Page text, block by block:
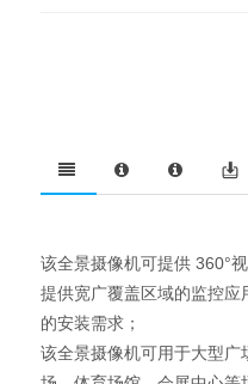
该全景摄像机可提供 360°
提供宽广覆盖区域的监控
的安装需求；
该全景摄像机可用于大型